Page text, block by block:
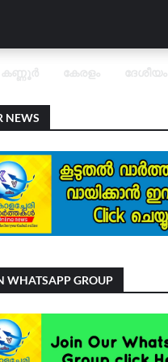
കണ്ണൂർ കേരളം ദേശീയം
NEWS
WHATSAPP GROUP